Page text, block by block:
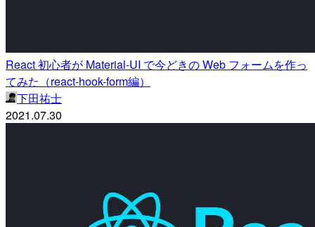
React 初心者が Material-UI で今どきの Web フォームを作っ
てみた（react-hook-form編）
下田祐士
2021.07.30